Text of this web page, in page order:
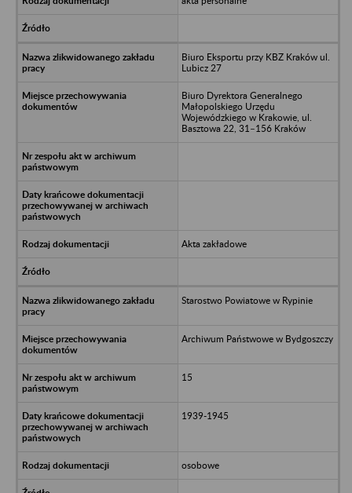
Biuro Eksportu przy KBZ Kraków ul.
Lubicz 27
Biuro Dyrektora Generalnego
Małopolskiego Urzędu
Wojewódzkiego w Krakowie, ul.
Basztowa 22, 31–156 Kraków
Akta zakładowe
Starostwo Powiatowe w Rypinie
Archiwum Państwowe w Bydgoszczy
15
1939-1945
osobowe